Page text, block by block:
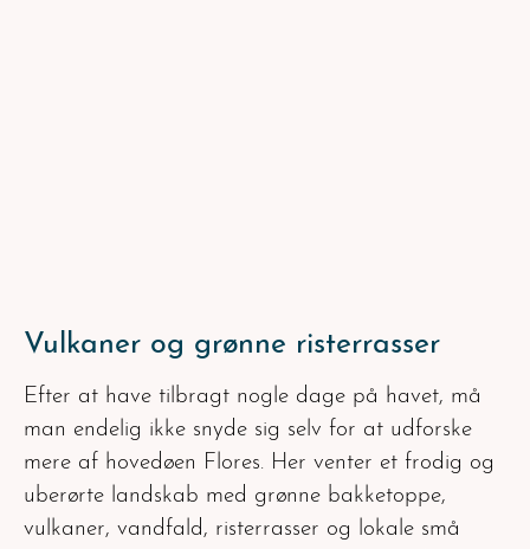
Vulkaner og grønne risterrasser
Efter at have tilbragt nogle dage på havet, må
man endelig ikke snyde sig selv for at udforske
mere af hovedøen Flores. Her venter et frodig og
uberørte landskab med grønne bakketoppe,
vulkaner, vandfald, risterrasser og lokale små